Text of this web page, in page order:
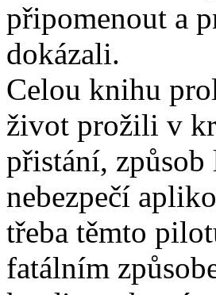
připomenout a
dokázali.
Celou knihu
život prožili v
přistání,
nebezpečí
třeba těmto
fatálním